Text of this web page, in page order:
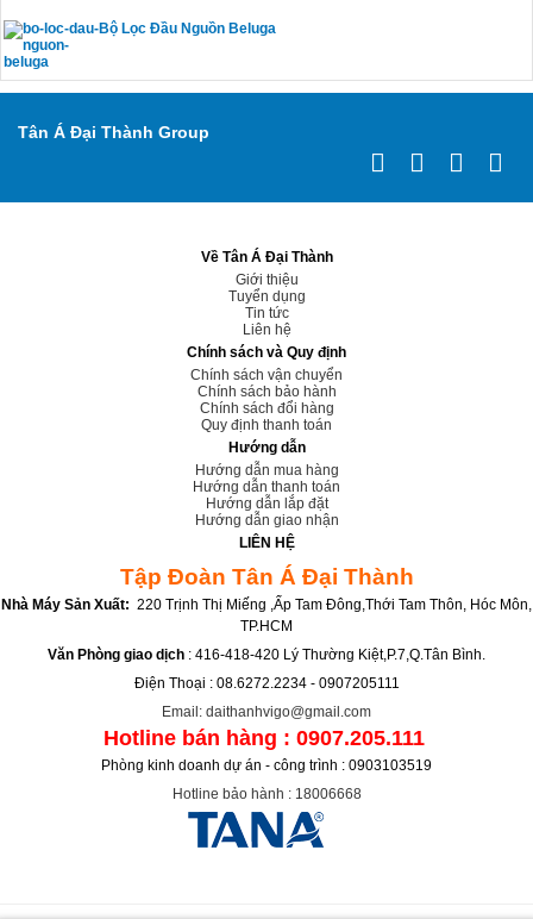
Bộ Lọc Đầu Nguồn Beluga
Tân Á Đại Thành Group
Về Tân Á Đại Thành
Giới thiệu
Tuyển dụng
Tin tức
Liên hệ
Chính sách và Quy định
Chính sách vận chuyển
Chính sách bảo hành
Chính sách đổi hàng
Quy định thanh toán
Hướng dẫn
Hướng dẫn mua hàng
Hướng dẫn thanh toán
Hướng dẫn lắp đặt
Hướng dẫn giao nhận
LIÊN HỆ
Tập Đoàn Tân Á Đại Thành
Nhà Máy Sản Xuất: 220 Trịnh Thị Miếng ,Ấp Tam Đông,Thới Tam Thôn, Hóc Môn,
TP.HCM
Văn Phòng giao dịch : 416-418-420 Lý Thường Kiệt,P.7,Q.Tân Bình.
Điện Thoại : 08.6272.2234 - 0907205111
Email: daithanhvigo@gmail.com
Hotline bán hàng : 0907.205.111
Phòng kinh doanh dự án - công trình : 0903103519
Hotline bảo hành : 18006668